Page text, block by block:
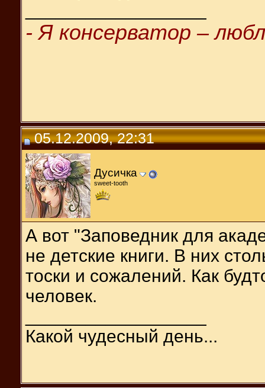
- Я консерватор –
05.12.2009, 22:31
Дусичка
sweet-tooth
А вот "Заповедник для
не детские книги. В них
тоски и сожалений. Как
человек.
Какой чудесный день...